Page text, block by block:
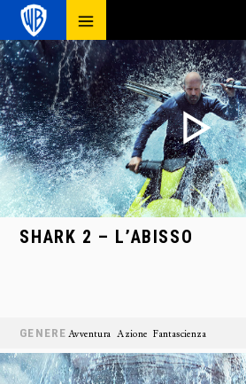
SHARK 2 – L’ABISSO
GENERE Avventura Azione Fantascienza